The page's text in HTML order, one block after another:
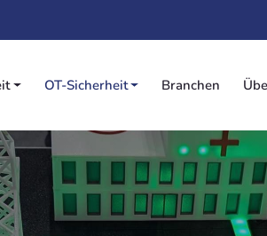
OT-Sicherheit Branchen